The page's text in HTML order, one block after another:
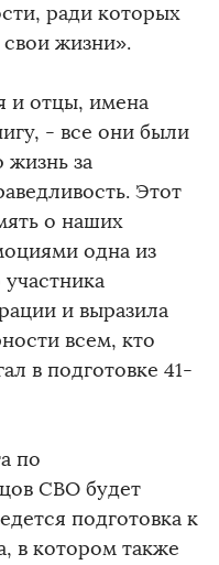
ради которых
жизни».
и отцы, имена
- все они были
жизнь за
Этот
о наших
одна из
и выразила
всем, кто
в подготовке 41-
по
СВО будет
подготовка к
в котором также